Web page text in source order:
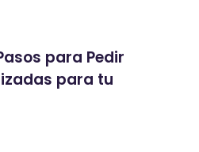
para Pedir
para tu